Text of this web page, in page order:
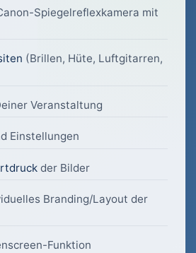
Spiegelreflexkamera mit
(Brillen, Hüte, Luftgitarren,
Veranstaltung
Einstellungen
der Bilder
Branding/Layout der
Funktion